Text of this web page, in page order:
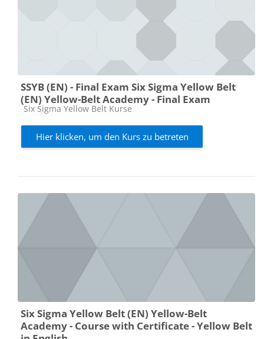
SSYB (EN) - Final Exam Six Sigma Yellow Belt
(EN) Yellow-Belt Academy - Final Exam
Kursbereich
Six Sigma Yellow Belt Kurse
Hier klicken, um den Kurs zu betreten
Six Sigma Yellow Belt (EN) Yellow-Belt
Academy - Course with Certificate - Yellow Belt